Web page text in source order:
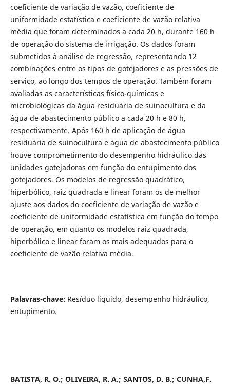
coeficiente de variação de vazão, coeficiente de
uniformidade estatística e coeficiente de vazão relativa
média que foram determinados a cada 20 h, durante 160 h
de operação do sistema de irrigação. Os dados foram
submetidos à análise de regressão, representando 12
combinações entre os tipos de gotejadores e as pressões de
serviço, ao longo dos tempos de operação. Também foram
avaliadas as características físico-químicas e
microbiológicas da água residuária de suinocultura e da
água de abastecimento público a cada 20 h e 80 h,
respectivamente. Após 160 h de aplicação de água
residuária de suinocultura e água de abastecimento público
houve comprometimento do desempenho hidráulico das
unidades gotejadoras em função do entupimento dos
gotejadores. Os modelos de regressão quadrático,
hiperbólico, raiz quadrada e linear foram os de melhor
ajuste aos dados do coeficiente de variação de vazão e
coeficiente de uniformidade estatística em função do tempo
de operação, em quanto os modelos raiz quadrada,
hiperbólico e linear foram os mais adequados para o
coeficiente de vazão relativa média.
Palavras-chave: Resíduo liquido, desempenho hidráulico,
entupimento.
BATISTA, R. O.; OLIVEIRA, R. A.; SANTOS, D. B.; CUNHA,F.